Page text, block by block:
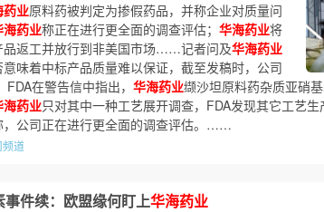
药业原料药被判定为掺假药品，并称企业对质量问
海药业称正在进行更全面的调查评估； 华海药业将
品返工并放行到非美国市场……记者问及华海药业
味着中标产品质量难以保证，截至发稿时，公司
在警告信中指出， 华海药业缬沙坦原料药杂质亚硝
海药业只对其中一种工艺展开调查，FDA发现其它工艺
，公司正在进行更全面的调查评估。……
频道
件续：欧盟缘何盯上华海药业